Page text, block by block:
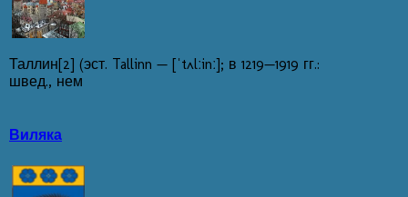
Таллин[2] (эст. Tallinn — [ˈtʌlːinː]; в 1219—1919 гг.:
швед., нем
Виляка